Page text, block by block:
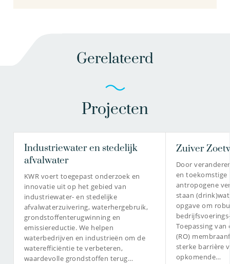
Gerelateerd
Projecten
Industriewater en stedelijk
afvalwater
KWR voert toegepast onderzoek en
innovatie uit op het gebied van
industriewater- en stedelijke
afvalwaterzuivering, waterhergebruik,
grondstoffenterugwinning en
emissiereductie. We helpen
waterbedrijven en industrieën om de
waterefficiëntie te verbeteren,
waardevolle grondstoffen terug…
Zuiver
Door
en toekomstige
antropogene
staan
opgave om
Toepassing van
(RO)
sterke barrière
opkomende…